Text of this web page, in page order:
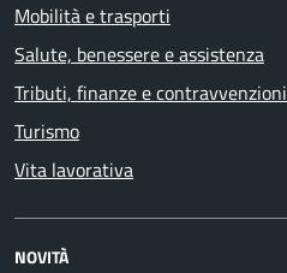
Mobilità e trasporti
Salute, benessere e assistenza
Tributi, finanze e contravvenzioni
Turismo
Vita lavorativa
NOVITÀ